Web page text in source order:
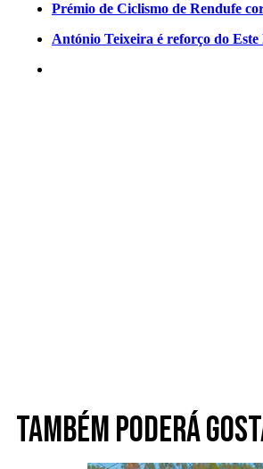
Prémio de Ciclismo de Rendufe
António Teixeira é reforço do Este
Também poderá